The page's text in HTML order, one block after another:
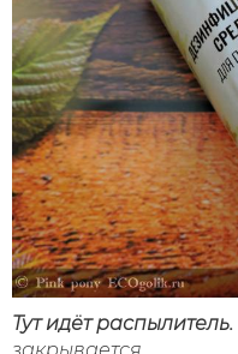
Тут идёт распылитель.